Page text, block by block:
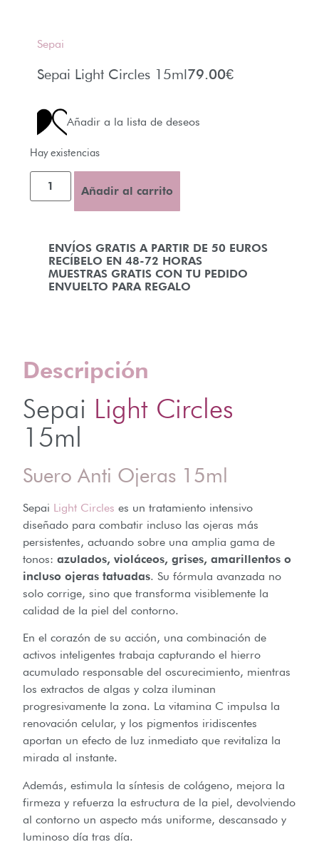
Sepai
Sepai Light Circles 15ml79.00€
Añadir a la lista de deseos
ENVÍOS GRATIS A PARTIR DE 50 EUROS
RECÍBELO EN 48-72 HORAS
MUESTRAS GRATIS CON TU PEDIDO
ENVUELTO PARA REGALO
Hay existencias
Añadir al carrito
Descripción
Sepai Light Circles
15ml
Suero Anti Ojeras 15ml
Sepai Light Circles es un tratamiento intensivo
diseñado para combatir incluso las ojeras más
persistentes, actuando sobre una amplia gama de
tonos: azulados, violáceos, grises, amarillentos o
incluso ojeras tatuadas. Su fórmula avanzada no
solo corrige, sino que transforma visiblemente la
calidad de la piel del contorno.
En el corazón de su acción, una combinación de
activos inteligentes trabaja capturando el hierro
acumulado responsable del oscurecimiento, mientras
los extractos de algas y colza iluminan
progresivamente la zona. La vitamina C impulsa la
renovación celular, y los pigmentos iridiscentes
aportan un efecto de luz inmediato que revitaliza la
mirada al instante.
Además, estimula la síntesis de colágeno, mejora la
firmeza y refuerza la estructura de la piel, devolviendo
al contorno un aspecto más uniforme, descansado y
luminoso día tras día.